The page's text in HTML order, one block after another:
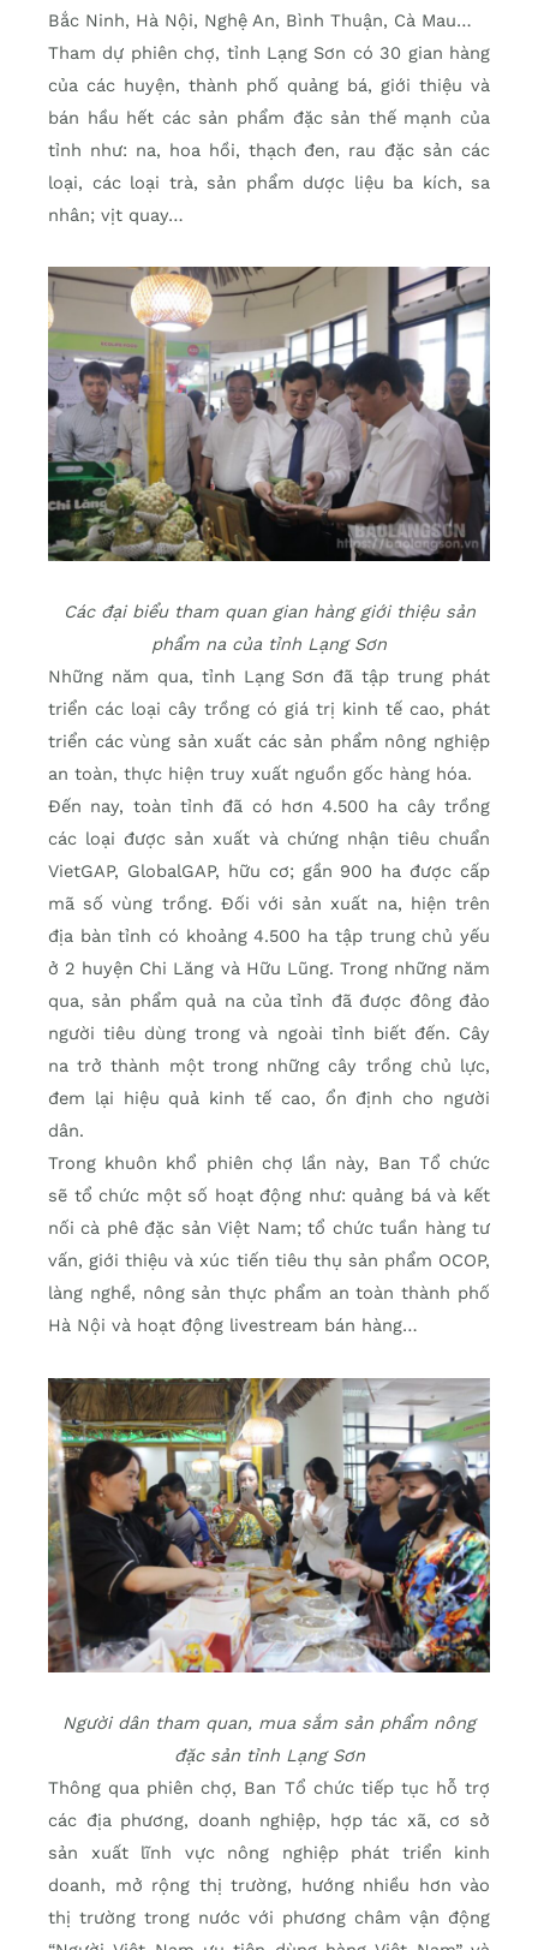
Bắc Ninh, Hà Nội, Nghệ An, Bình Thuận, Cà Mau…
Tham dự phiên chợ, tỉnh Lạng Sơn có 30 gian hàng
của các huyện, thành phố quảng bá, giới thiệu và
bán hầu hết các sản phẩm đặc sản thế mạnh của
tỉnh như: na, hoa hồi, thạch đen, rau đặc sản các
loại, các loại trà, sản phẩm dược liệu ba kích, sa
nhân; vịt quay…
Các đại biểu tham quan gian hàng giới thiệu sản
phẩm na của tỉnh Lạng Sơn
Những năm qua, tỉnh Lạng Sơn đã tập trung phát
triển các loại cây trồng có giá trị kinh tế cao, phát
triển các vùng sản xuất các sản phẩm nông nghiệp
an toàn, thực hiện truy xuất nguồn gốc hàng hóa.
Đến nay, toàn tỉnh đã có hơn 4.500 ha cây trồng
các loại được sản xuất và chứng nhận tiêu chuẩn
VietGAP, GlobalGAP, hữu cơ; gần 900 ha được cấp
mã số vùng trồng. Đối với sản xuất na, hiện trên
địa bàn tỉnh có khoảng 4.500 ha tập trung chủ yếu
ở 2 huyện Chi Lăng và Hữu Lũng. Trong những năm
qua, sản phẩm quả na của tỉnh đã được đông đảo
người tiêu dùng trong và ngoài tỉnh biết đến. Cây
na trở thành một trong những cây trồng chủ lực,
đem lại hiệu quả kinh tế cao, ổn định cho người
dân.
Trong khuôn khổ phiên chợ lần này, Ban Tổ chức
sẽ tổ chức một số hoạt động như: quảng bá và kết
nối cà phê đặc sản Việt Nam; tổ chức tuần hàng tư
vấn, giới thiệu và xúc tiến tiêu thụ sản phẩm OCOP,
làng nghề, nông sản thực phẩm an toàn thành phố
Hà Nội và hoạt động livestream bán hàng…
Người dân tham quan, mua sắm sản phẩm nông
đặc sản tỉnh Lạng Sơn
Thông qua phiên chợ, Ban Tổ chức tiếp tục hỗ trợ
các địa phương, doanh nghiệp, hợp tác xã, cơ sở
sản xuất lĩnh vực nông nghiệp phát triển kinh
doanh, mở rộng thị trường, hướng nhiều hơn vào
thị trường trong nước với phương châm vận động